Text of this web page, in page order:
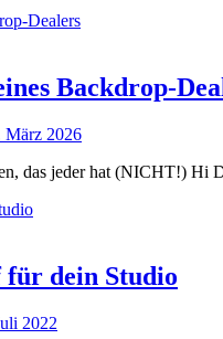
Backdrop-
März 2026
das jeder hat (NICHT!) Hi
für dein Studio
2022